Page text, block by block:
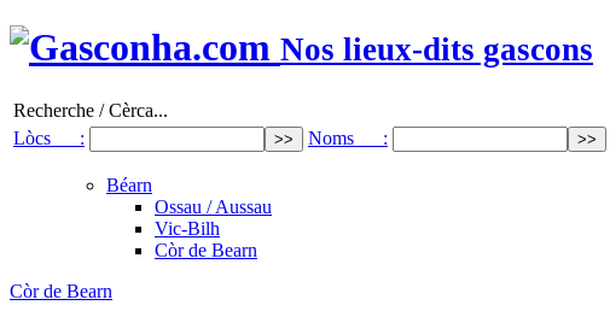
Nos lieux-dits gascons
Recherche / Cèrca...
Lòcs :
Noms :
Béarn
Ossau / Aussau
Vic-Bilh
Còr de Bearn
Còr de Bearn